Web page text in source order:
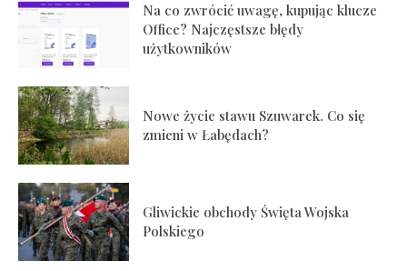
Na co zwrócić uwagę, kupując klucze
Office? Najczęstsze błędy
użytkowników
Nowe życie stawu Szuwarek. Co się
zmieni w Łabędach?
Gliwickie obchody Święta Wojska
Polskiego